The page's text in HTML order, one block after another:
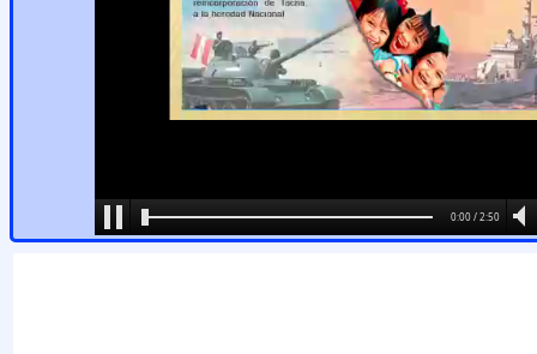
0:00 / 2:50